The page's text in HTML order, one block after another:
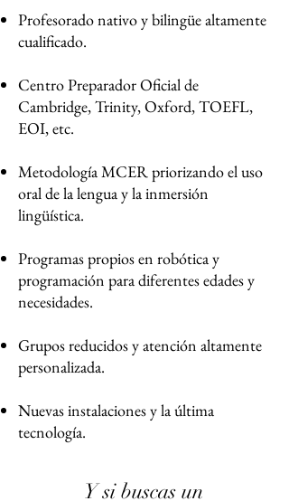
Profesorado nativo y bilingüe altamente
cualificado.
Centro Preparador Oficial de
Cambridge, Trinity, Oxford, TOEFL,
EOI, etc.
Metodología MCER priorizando el uso
oral de la lengua y la inmersión
lingüística.
Programas propios en robótica y
programación para diferentes edades y
necesidades.
Grupos reducidos y atención altamente
personalizada.
Nuevas instalaciones y la última
tecnología.
Y si buscas un